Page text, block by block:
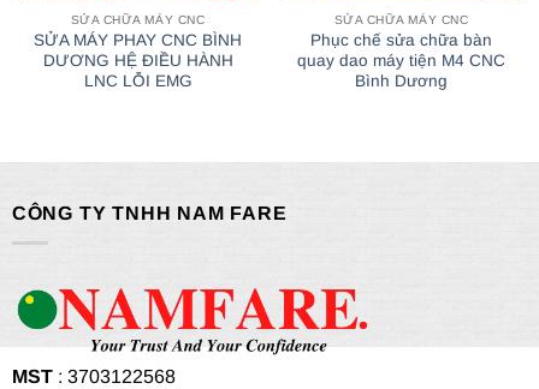
SỬA CHỮA MÁY CNC
SỬA MÁY PHAY CNC BÌNH
DƯƠNG HỆ ĐIỀU HÀNH
LNC LỖI EMG
SỬA CHỮA MÁY CNC
Phục chế sửa chữa bàn
quay dao máy tiện M4 CNC
Bình Dương
CÔNG TY TNHH NAM FARE
MST: 3703122568